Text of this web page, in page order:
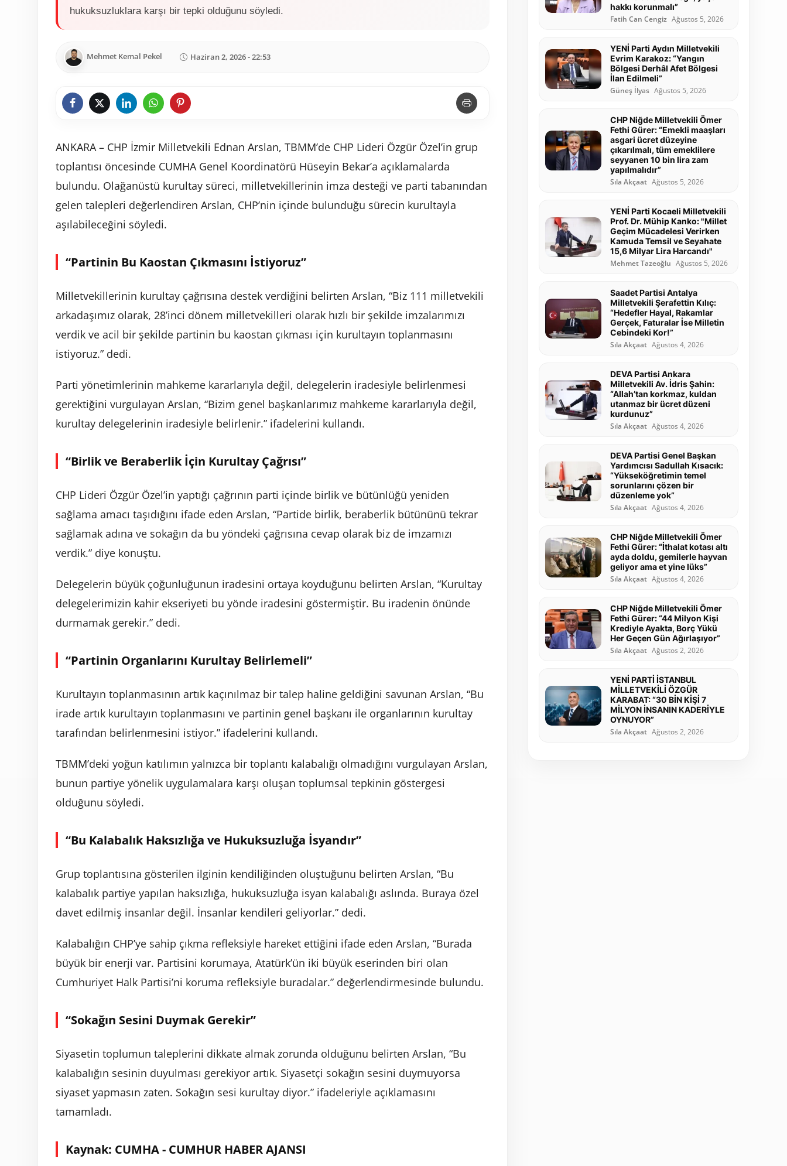
hukuksuzluklara karşı bir tepki olduğunu söyledi.
Mehmet Kemal Pekel Haziran 2, 2026 - 22:53
ANKARA – CHP İzmir Milletvekili Ednan Arslan, TBMM’de CHP Lideri Özgür Özel’in grup
toplantısı öncesinde CUMHA Genel Koordinatörü Hüseyin Bekar’a açıklamalarda
bulundu. Olağanüstü kurultay süreci, milletvekillerinin imza desteği ve parti tabanından
gelen talepleri değerlendiren Arslan, CHP’nin içinde bulunduğu sürecin kurultayla
aşılabileceğini söyledi.
“Partinin Bu Kaostan Çıkmasını İstiyoruz”
Milletvekillerinin kurultay çağrısına destek verdiğini belirten Arslan, “Biz 111 milletvekili
arkadaşımız olarak, 28’inci dönem milletvekilleri olarak hızlı bir şekilde imzalarımızı
verdik ve acil bir şekilde partinin bu kaostan çıkması için kurultayın toplanmasını
istiyoruz.” dedi.
Parti yönetimlerinin mahkeme kararlarıyla değil, delegelerin iradesiyle belirlenmesi
gerektiğini vurgulayan Arslan, “Bizim genel başkanlarımız mahkeme kararlarıyla değil,
kurultay delegelerinin iradesiyle belirlenir.” ifadelerini kullandı.
“Birlik ve Beraberlik İçin Kurultay Çağrısı”
CHP Lideri Özgür Özel’in yaptığı çağrının parti içinde birlik ve bütünlüğü yeniden
sağlama amacı taşıdığını ifade eden Arslan, “Partide birlik, beraberlik bütününü tekrar
sağlamak adına ve sokağın da bu yöndeki çağrısına cevap olarak biz de imzamızı
verdik.” diye konuştu.
Delegelerin büyük çoğunluğunun iradesini ortaya koyduğunu belirten Arslan, “Kurultay
delegelerimizin kahir ekseriyeti bu yönde iradesini göstermiştir. Bu iradenin önünde
durmamak gerekir.” dedi.
“Partinin Organlarını Kurultay Belirlemeli”
Kurultayın toplanmasının artık kaçınılmaz bir talep haline geldiğini savunan Arslan, “Bu
irade artık kurultayın toplanmasını ve partinin genel başkanı ile organlarının kurultay
tarafından belirlenmesini istiyor.” ifadelerini kullandı.
TBMM’deki yoğun katılımın yalnızca bir toplantı kalabalığı olmadığını vurgulayan Arslan,
bunun partiye yönelik uygulamalara karşı oluşan toplumsal tepkinin göstergesi
olduğunu söyledi.
“Bu Kalabalık Haksızlığa ve Hukuksuzluğa İsyandır”
Grup toplantısına gösterilen ilginin kendiliğinden oluştuğunu belirten Arslan, “Bu
kalabalık partiye yapılan haksızlığa, hukuksuzluğa isyan kalabalığı aslında. Buraya özel
davet edilmiş insanlar değil. İnsanlar kendileri geliyorlar.” dedi.
Kalabalığın CHP’ye sahip çıkma refleksiyle hareket ettiğini ifade eden Arslan, “Burada
büyük bir enerji var. Partisini korumaya, Atatürk’ün iki büyük eserinden biri olan
Cumhuriyet Halk Partisi’ni koruma refleksiyle buradalar.” değerlendirmesinde bulundu.
“Sokağın Sesini Duymak Gerekir”
Siyasetin toplumun taleplerini dikkate almak zorunda olduğunu belirten Arslan, “Bu
kalabalığın sesinin duyulması gerekiyor artık. Siyasetçi sokağın sesini duymuyorsa
siyaset yapmasın zaten. Sokağın sesi kurultay diyor.” ifadeleriyle açıklamasını
tamamladı.
Kaynak: CUMHA - CUMHUR HABER AJANSI
hakkı korunmalı”
Fatih Can Cengiz Ağustos 5, 2026
YENİ Parti Aydın Milletvekili
Evrim Karakoz: “Yangın
Bölgesi Derhâl Afet Bölgesi
İlan Edilmeli”
Güneş İlyas Ağustos 5, 2026
CHP Niğde Milletvekili Ömer
Fethi Gürer: “Emekli maaşları
asgari ücret düzeyine
çıkarılmalı, tüm emeklilere
seyyanen 10 bin lira zam
yapılmalıdır”
Sıla Akçaat Ağustos 5, 2026
YENİ Parti Kocaeli Milletvekili
Prof. Dr. Mühip Kanko: "Millet
Geçim Mücadelesi Verirken
Kamuda Temsil ve Seyahate
15,6 Milyar Lira Harcandı"
Mehmet Tazeoğlu Ağustos 5, 2026
Saadet Partisi Antalya
Milletvekili Şerafettin Kılıç:
“Hedefler Hayal, Rakamlar
Gerçek, Faturalar İse Milletin
Cebindeki Kor!”
Sıla Akçaat Ağustos 4, 2026
DEVA Partisi Ankara
Milletvekili Av. İdris Şahin:
“Allah’tan korkmaz, kuldan
utanmaz bir ücret düzeni
kurdunuz”
Sıla Akçaat Ağustos 4, 2026
DEVA Partisi Genel Başkan
Yardımcısı Sadullah Kısacık:
“Yükseköğretimin temel
sorunlarını çözen bir
düzenleme yok”
Sıla Akçaat Ağustos 4, 2026
CHP Niğde Milletvekili Ömer
Fethi Gürer: “İthalat kotası altı
ayda doldu, gemilerle hayvan
geliyor ama et yine lüks”
Sıla Akçaat Ağustos 4, 2026
CHP Niğde Milletvekili Ömer
Fethi Gürer: “44 Milyon Kişi
Krediyle Ayakta, Borç Yükü
Her Geçen Gün Ağırlaşıyor”
Sıla Akçaat Ağustos 2, 2026
YENİ PARTİ İSTANBUL
MİLLETVEKİLİ ÖZGÜR
KARABAT: “30 BİN KİŞİ 7
MİLYON İNSANIN KADERİYLE
OYNUYOR”
Sıla Akçaat Ağustos 2, 2026